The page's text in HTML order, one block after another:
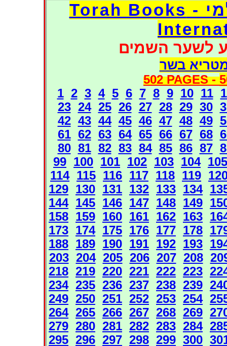
דפי אוצר הספרים העולמי - Torah Books
לשער השמים
בשר
502 PAGES -
1 2 3 4 5 6 7 8 9 10 11
23 24 25 26 27 28 29 30
42 43 44 45 46 47 48 49
61 62 63 64 65 66 67 68
80 81 82 83 84 85 86 87
99 100 101 102 103 104 105
114 115 116 117 118 119
129 130 131 132 133 134
144 145 146 147 148 149
158 159 160 161 162 163
173 174 175 176 177 178
188 189 190 191 192 193
203 204 205 206 207 208
218 219 220 221 222 223
234 235 236 237 238 239
249 250 251 252 253 254
264 265 266 267 268 269
279 280 281 282 283 284
295 296 297 298 299 300